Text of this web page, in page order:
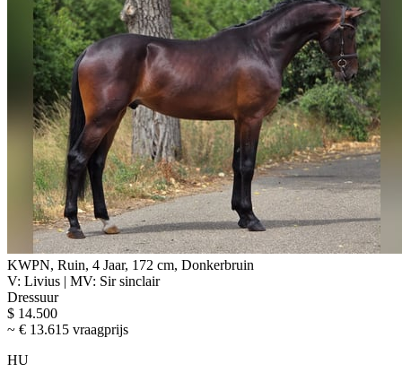
KWPN, Ruin, 4 Jaar, 172 cm, Donkerbruin
V: Livius | MV: Sir sinclair
Dressuur
$ 14.500
~ € 13.615 vraagprijs
HU